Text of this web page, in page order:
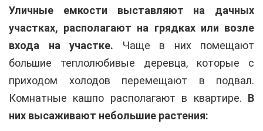
Уличные емкости выставляют на дачных
участках, располагают на грядках или возле
входа на участке. Чаще в них помещают
большие теплолюбивые деревца, которые с
приходом холодов перемещают в подвал.
Комнатные кашпо располагают в квартире. В
них высаживают небольшие растения: